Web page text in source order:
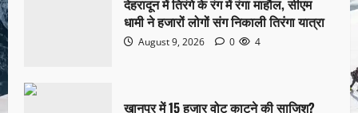
देहरादून में तिरंगे के रंग में रंगा माहौल, सीएम
धामी ने हजारों लोगों संग निकाली तिरंगा यात्रा
August 9, 2026 0 4
खानपुर में 15 हजार वोट काटने की साजिश?